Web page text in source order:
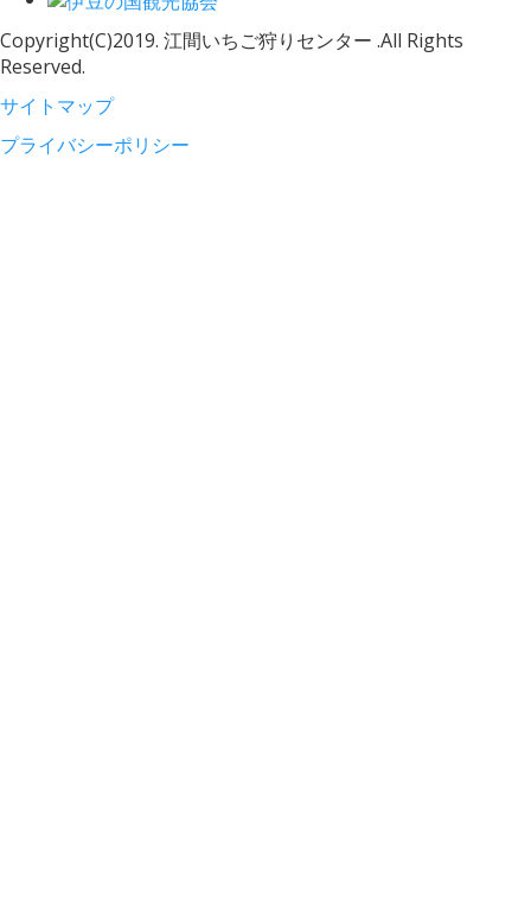
Copyright(C)2019. 江間いちご狩りセンター .All Rights
Reserved.
サイトマップ
プライバシーポリシー